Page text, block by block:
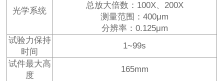
光学系统
总放大倍数：100X、200X
测量范围：400μm
分辨率：0.125μm
试验力保持
时间
1~99s
试件最大高
度
165mm